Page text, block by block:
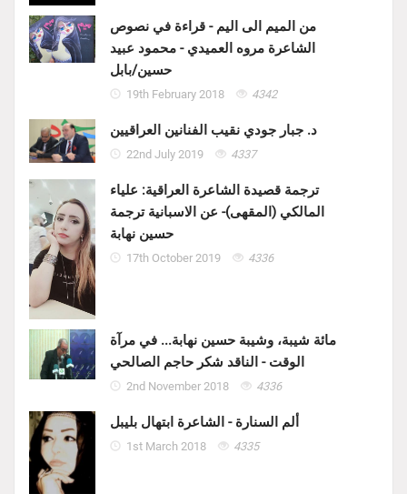
من الميم الى اليم - قراءة في نصوص
الشاعرة مروه العميدي - محمود عبيد
حسين/بابل
19th February 2018 4342
د. جبار جودي نقيب الفنانين العراقيين
22nd July 2019 4337
ترجمة قصيدة الشاعرة العراقية: علياء
المالكي (المقهى)- عن الاسبانية ترجمة
حسين نهابة
17th October 2019 4336
مائة شيبة، وشيبة حسين نهابة... في مرآة
الوقت - الناقد شكر حاجم الصالحي
2nd November 2018 4336
ألم السنارة - الشاعرة ابتهال بليبل
1st March 2018 4335